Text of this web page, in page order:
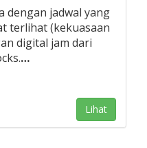
dengan jadwal yang
terlihat (kekuasaan
digital jam dari
…
Lihat